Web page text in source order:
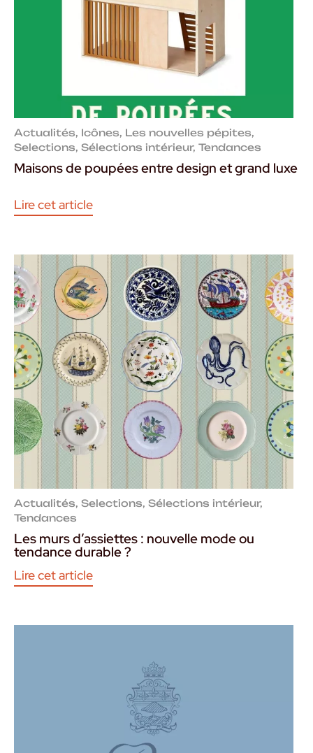
Actualités, Icônes, Les nouvelles pépites,
Selections, Sélections intérieur, Tendances
Maisons de poupées entre design et grand luxe
Lire cet article
Actualités, Selections, Sélections intérieur,
Tendances
Les murs d’assiettes : nouvelle mode ou
tendance durable ?
Lire cet article